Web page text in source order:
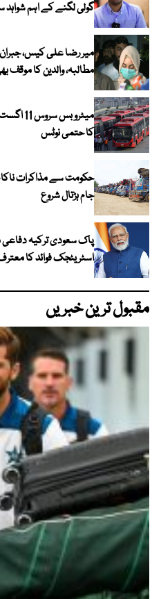
گولی لگنے کے اہم
میر رضا علی کیس، جبران
مطالبہ، والدین کا موقف
میٹرو
کا حتمی نوٹس
حکومت سے مذاکرات
جام ہڑتال شروع
پاک سعودی ترکیہ دفاعی
اسٹریٹجک فوائد کا
مقبول ترین خبریں